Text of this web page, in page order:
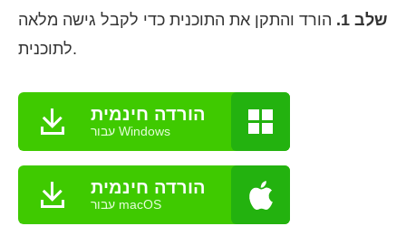
שלב 1.
הורד והתקן את התוכנית כדי לקבל גישה מלאה
לתוכנית.
הורדה חינמית
עבור Windows
הורדה חינמית
עבור macOS